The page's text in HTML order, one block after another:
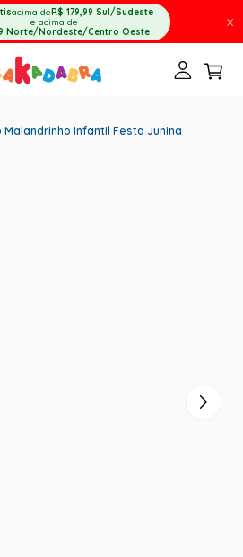
acima deR$ 179,99 Sul/Sudeste
e acima de
Norte/Nordeste/Centro Oeste
X
Malandrinho Infantil Festa Junina